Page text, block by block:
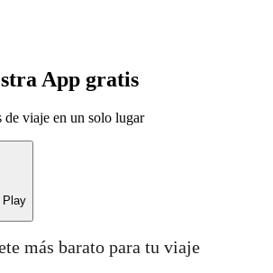
App gratis
de viaje en un solo lugar
Play
más barato para tu viaje